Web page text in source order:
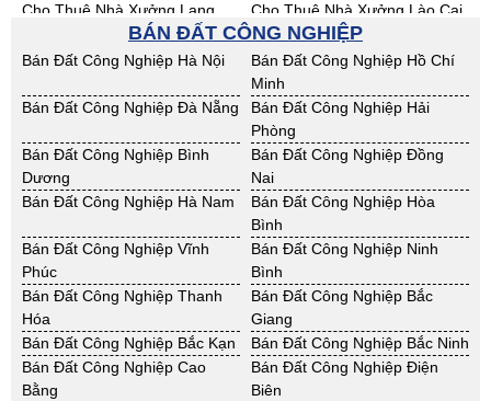
Cho Thuê Nhà Xưởng Lạng
Cho Thuê Nhà Xưởng Lào Cai
Cho Thuê Nhà Xưởng Nam
Cho Thuê Nhà Xưởng Phú Thọ
Cho Thuê Nhà Xưởng Sơn La
Cho Thuê Nhà Xưởng Thái
Bình
Cho Thuê Nhà Xưởng Thái
Nguyên
Cho Thuê Nhà Xưởng Tuyên
Quang
Cho Thuê Nhà Xưởng Yên Bái
Cho Thuê Nhà Xưởng Thừa T.
Huế
Cho Thuê Nhà Xưởng Khánh
Hoà
Cho Thuê Nhà Xưởng Lâm
Đồng
Cho Thuê Nhà Xưởng Bình
Định
Cho Thuê Nhà Xưởng Bình
Thuận
Cho Thuê Nhà Xưởng Đăk
Nông
Cho Thuê Nhà Xưởng ĐắkLắk
Cho Thuê Nhà Xưởng Gia Lai
Cho Thuê Nhà Xưởng Hà Tĩnh
BÁN ĐẤT CÔNG NGHIỆP
Bán Đất Công Nghiệp Hà Nội
Bán Đất Công Nghiệp Hồ Chí
Minh
Bán Đất Công Nghiệp Đà Nẵng
Bán Đất Công Nghiệp Hải
Phòng
Bán Đất Công Nghiệp Bình
Dương
Bán Đất Công Nghiệp Đồng
Nai
Bán Đất Công Nghiệp Hà Nam
Bán Đất Công Nghiệp Hòa
Bình
Bán Đất Công Nghiệp Vĩnh
Phúc
Bán Đất Công Nghiệp Ninh
Bình
Bán Đất Công Nghiệp Thanh
Hóa
Bán Đất Công Nghiệp Bắc
Giang
Bán Đất Công Nghiệp Bắc Kạn
Bán Đất Công Nghiệp Bắc Ninh
Bán Đất Công Nghiệp Cao
Bằng
Bán Đất Công Nghiệp Điện
Biên